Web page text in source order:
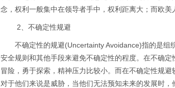
念，权利一般集中在领导者手中，权利距离大；而欧美
2、不确定性规避
不确定性的规避(Uncertainty Avoidance)指的是组
安全规则和其他手段来避免不确定性的程度。在不确
冒险，勇于探索，精神压力比较小。而在不确定性规
对于他们来说是威胁，当他们无法预知未来的发展时，